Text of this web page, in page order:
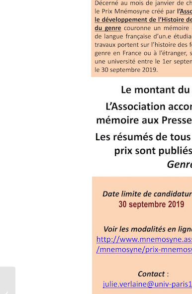
CEU – Applications for one doctoral